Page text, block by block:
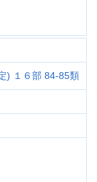
) １６部 84-85類